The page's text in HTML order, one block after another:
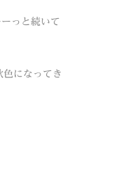
っと続いて
になってき